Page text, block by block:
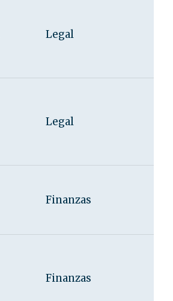
Legal
Legal
Finanzas
Finanzas